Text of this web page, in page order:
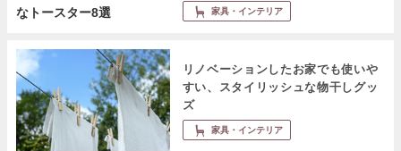
家具・インテリア
リノベーションしたお家でも使いや
すい、スタイリッシュな物干しグッ
ズ
家具・インテリア